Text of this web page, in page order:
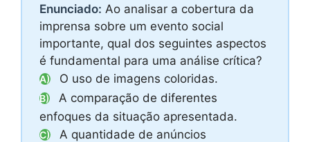
Enunciado: Ao analisar a cobertura da
imprensa sobre um evento social
importante, qual dos seguintes aspectos
é fundamental para uma análise crítica?
A) O uso de imagens coloridas.
B)
A comparação de diferentes
enfoques da situação apresentada.
C)
A quantidade de anúncios